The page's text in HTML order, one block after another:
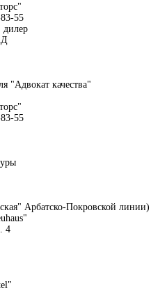
55
"Адвокат качества"
55
Арбатско-Покровской линии)
4